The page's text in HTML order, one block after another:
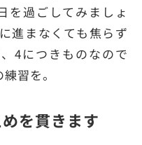
を過ごしてみましょ
進まなくても焦らず
4につきものなので
習を。
を貫きます